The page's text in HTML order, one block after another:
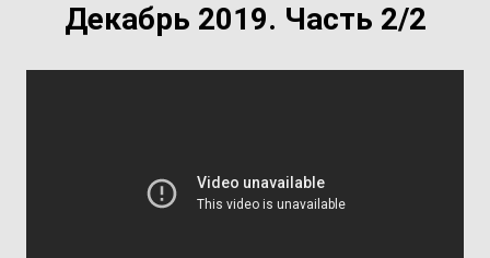
Декабрь 2019. Часть 2/2